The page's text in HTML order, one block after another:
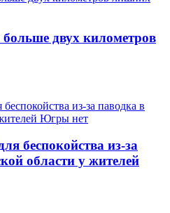
двух километров
беспокойства из-за
области у жителей